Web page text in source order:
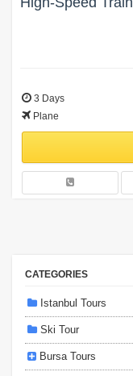
3 Days
Plane
CATEGORIES
Istanbul Tours
Ski Tour
Bursa Tours